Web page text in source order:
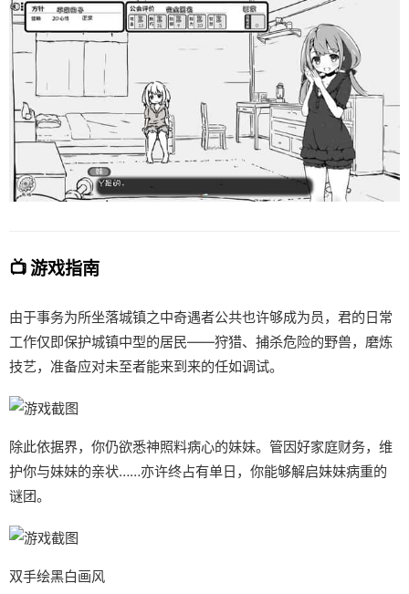
📺 游戏指南
由于事务为所坐落城镇之中奇遇者公共也许够成为员，君的日常
工作仅即保护城镇中型的居民——狩猎、捕杀危险的野兽，磨炼
技艺，准备应对未至者能来到来的任如调试。
除此依据界，你仍欲悉神照料病心的妹妹。管因好家庭财务，维
护你与妹妹的亲状……亦许终占有单日，你能够解启妹妹病重的
谜团。
双手绘黑白画风